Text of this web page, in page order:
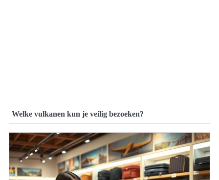
Welke vulkanen kun je veilig bezoeken?